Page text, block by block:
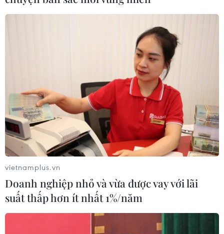
TP.HCM tận dụng 2 tuần giãn cách tiếp
theo để kiểm soát mầm bệnh
Phó Giám đốc Sở Y tế Thành phố Hồ Chí Minh cho rằng
việc tiếp tục giãn cách xã hội toàn thành phố trong hai
tuần nữa là rất cần thiết để giải quyết căn cơ tình trạng
lây lan mầm bệnh trong cộng đồng.
vietnamplus.vn
Doanh nghiệp nhỏ và vừa được vay với lãi
suất thấp hơn ít nhất 1%/năm